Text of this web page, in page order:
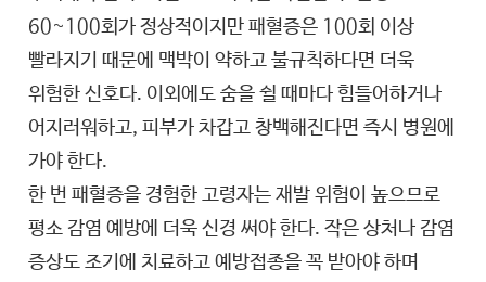
60~100회가 정상적이지만 패혈증은 100회 이상
빨라지기 때문에 맥박이 약하고 불규칙하다면 더욱
위험한 신호다. 이외에도 숨을 쉴 때마다 힘들어하거나
어지러워하고, 피부가 차갑고 창백해진다면 즉시 병원에
가야 한다.
한 번 패혈증을 경험한 고령자는 재발 위험이 높으므로
평소 감염 예방에 더욱 신경 써야 한다. 작은 상처나 감염
증상도 조기에 치료하고 예방접종을 꼭 받아야 하며